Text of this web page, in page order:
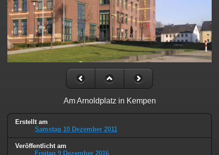
Am Arnoldplatz in Kempen
Erstellt am
Samstag 10 Dezember 2011
Veröffentlicht am
Freitag 9 Dezember 2016